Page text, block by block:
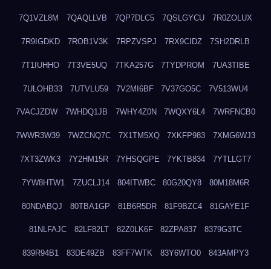
7Q1VZL8M 7QAQLLVB 7QP7DLC5 7QSLGYCU 7R0ZOLUX
7R9IGDKD 7ROB1V3K 7RPZVSPJ 7RX9CIDZ 7SH2DRLB
7T1IUHHO 7T3VE5UQ 7TKA257G 7TYDPROM 7UA3TIBE
7ULOHB33 7UTVLU59 7V2MI6BF 7V37GO5C 7V513WU4
7VACJZDW 7WHDQ1JB 7WHY4Z0N 7WQXY6L4 7WRFNCB0
7WWR3W39 7WZCNQ7C 7X1TM5XQ 7XKFP983 7XMG6WJ3
7XT3ZWK3 7Y2HM15R 7YHSQGPE 7YKTB834 7YTLLGT7
7YW8HTW1 7ZUCLJ14 804ITWBC 80G20QY8 80M18M6R
80NDABQJ 80TBA1GP 81B6R5DR 81F9BZC4 81GAYE1F
81NLFAJC 82LF82LT 82Z0LK6F 82ZPA837 8379G3TC
839R94B1 83DE49ZB 83FF7WTK 83Y6WTO0 843AMPY3